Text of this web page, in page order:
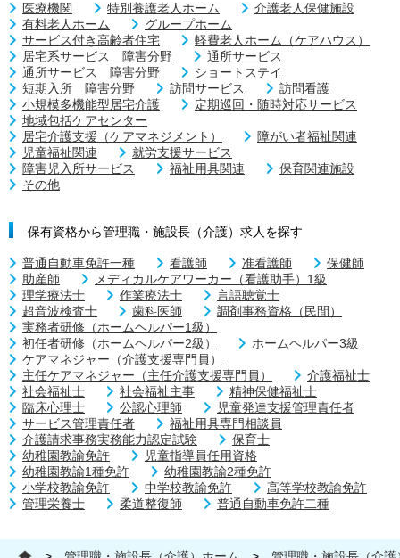
医療機関 特別養護老人ホーム
介護老人保健施設
有料老人ホーム
グループホーム
サービス付き高齢者住宅
軽費老人ホーム（ケアハウス）
居宅系サービス 障害分野
通所サービス
通所サービス 障害分野
ショートステイ
短期入所 障害分野
訪問サービス
訪問看護
小規模多機能型居宅介護
定期巡回・随時対応サービス
地域包括ケアセンター
居宅介護支援（ケアマネジメント）
障がい者福祉関連
児童福祉関連
就労支援サービス
障害児入所サービス
福祉用具関連
保育関連施設
その他
保有資格から管理職・施設長（介護）求人を探す
普通自動車免許一種 看護師 准看護師
保健師
助産師
メディカルケアワーカー（看護助手）1級
理学療法士
作業療法士
言語聴覚士
超音波検査士
歯科医師
調剤事務資格（民間）
実務者研修（ホームヘルパー1級）
初任者研修（ホームヘルパー2級）
ホームヘルパー3級
ケアマネジャー（介護支援専門員）
主任ケアマネジャー（主任介護支援専門員）
介護福祉士
社会福祉士
社会福祉主事
精神保健福祉士
臨床心理士
公認心理師
児童発達支援管理責任者
サービス管理責任者
福祉用具専門相談員
介護請求事務実務能力認定試験
保育士
幼稚園教諭免許
児童指導員任用資格
幼稚園教諭1種免許
幼稚園教諭2種免許
小学校教諭免許
中学校教諭免許
高等学校教諭免許
管理栄養士
柔道整復師 普通自動車免許二種